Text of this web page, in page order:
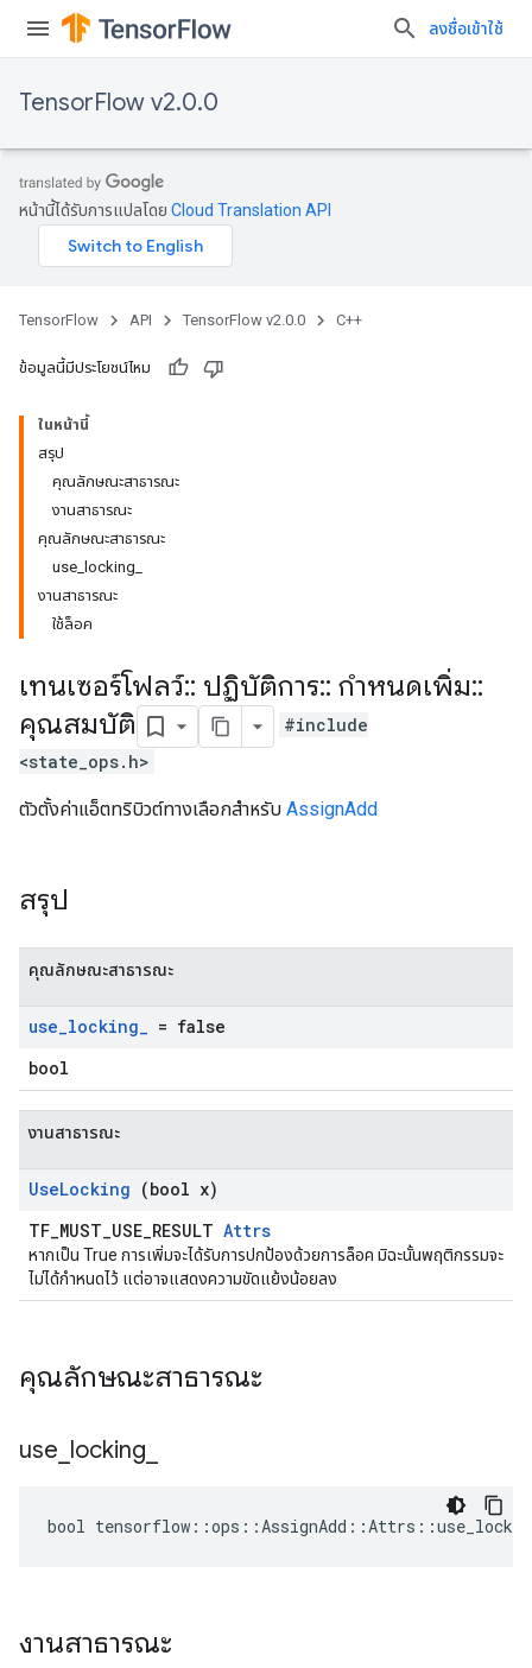
ลงชื่อเข้าใช้
TensorFlow v2.0.0
หน้านี้ได้รับการแปลโดย Cloud Translation API
TensorFlow API TensorFlow v2.0.0 C++
ข้อมูลนี้มีประโยชน์ไหม
ในหน้านี้
สรุป
คุณลักษณะสาธารณะ
งานสาธารณะ
คุณลักษณะสาธารณะ
use_locking_
งานสาธารณะ
ใช้ล็อค
เทนเซอร์โฟลว์:: ปฏิบัติการ:: กำหนดเพิ่ม::
คุณสมบัติ
#include
<state_ops.h>
ตัวตั้งค่าแอ็ตทริบิวต์ทางเลือกสำหรับ AssignAdd
สรุป
คุณลักษณะสาธารณะ
use_locking_ = false
bool
งานสาธารณะ
UseLocking (bool x)
TF_MUST_USE_RESULT Attrs
หากเป็น True การเพิ่มจะได้รับการปกป้องด้วยการล็อค มิฉะนั้นพฤติกรรมจะ
ไม่ได้กำหนดไว้ แต่อาจแสดงความขัดแย้งน้อยลง
คุณลักษณะสาธารณะ
use locking
bool
งานสาธารณะ